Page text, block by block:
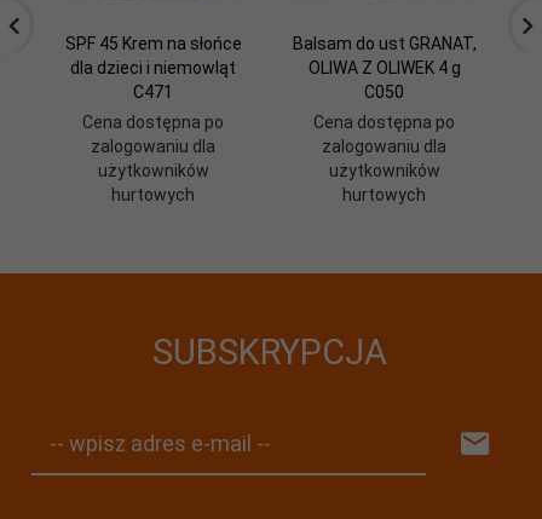
SPF 45 Krem na słońce
dla dzieci i niemowląt
C471
Cena dostępna po
zalogowaniu dla
użytkowników
hurtowych
Balsam do ust GRANAT,
OLIWA Z OLIWEK 4 g
C050
Cena dostępna po
zalogowaniu dla
użytkowników
hurtowych
SUBSKRYPCJA
-- wpisz adres e-mail --